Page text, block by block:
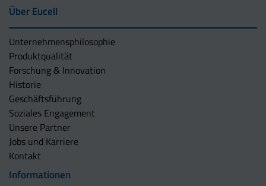
Über Eucell
Unternehmens­philosophie
Produktqualität
Forschung & Innovation
Historie
Geschäftsführung
Soziales Engagement
Unsere Partner
Jobs und Karriere
Kontakt
Informationen